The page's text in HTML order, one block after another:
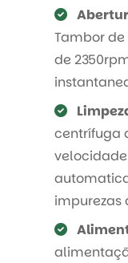
Tambor
de
centrífuga
impurezas